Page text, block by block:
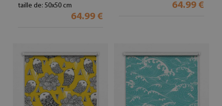
taille de: 50x50 cm
64.99 €
64.99 €